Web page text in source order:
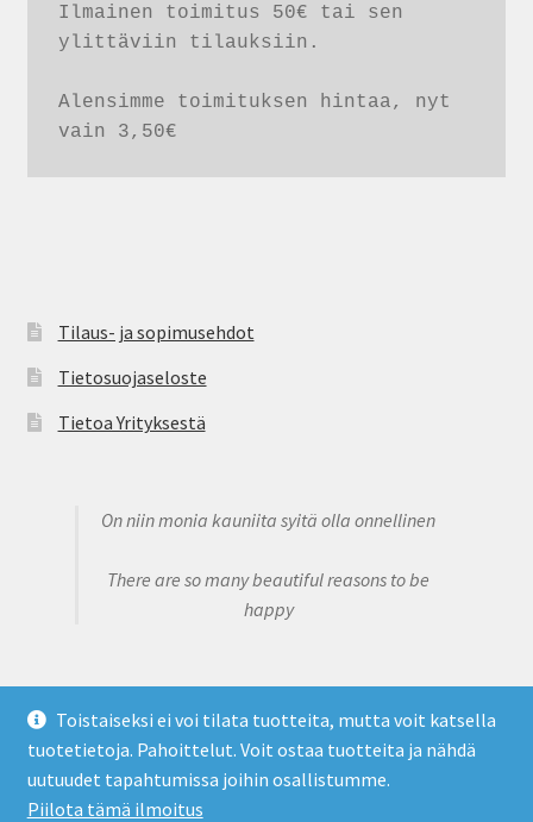
Toistaiseksi ei voi tilata tuotteita, mutta voit katsella
tuotetietoja. Pahoittelut. Voit ostaa tuotteita ja nähdä
uutuudet tapahtumissa joihin osallistumme.
Piilota tämä ilmoitus
Ilmainen toimitus 50€ tai sen
ylittäviin tilauksiin.
Alensimme toimituksen hintaa, nyt
vain 3,50€
Tilaus- ja sopimusehdot
Tietosuojaseloste
Tietoa Yrityksestä
On niin monia kauniita syitä olla onnellinen
There are so many beautiful reasons to be
happy
© Claire's Sweet Bowtique 2026
Tietosuojaseloste
Built with WooCommerce